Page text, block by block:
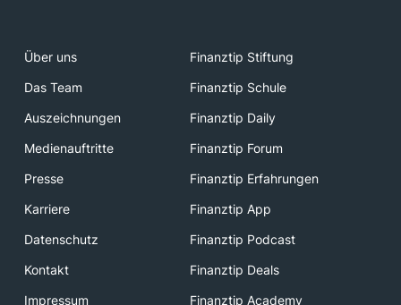
Über uns
Finanztip Stiftung
Das Team
Finanztip Schule
Auszeichnungen
Finanztip Daily
Medienauftritte
Finanztip Forum
Presse
Finanztip Erfahrungen
Karriere
Finanztip App
Datenschutz
Finanztip Podcast
Kontakt
Finanztip Deals
Impressum
Finanztip Academy